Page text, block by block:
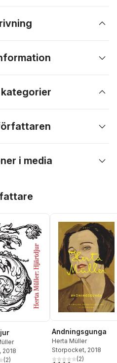
i media
, 2018
(2)
Andningsgunga
Herta Müller
Storpocket, 2018
(2)